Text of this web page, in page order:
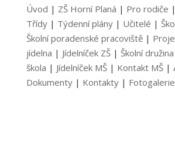
Úvod | ZŠ Horní Planá | Pro rodiče |
Třídy| Týdenní plány| Učitelé |
Školní poradenské pracoviště|
jídelna | Jídelníček ZŠ| Školní družina
škola | Jídelníček MŠ| Kontakt MŠ|
Dokumenty| Kontakty| Fotogalerie